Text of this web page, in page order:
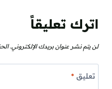
اترك تعليقاً
لن يتم نشر عنوان بريدك الإلكتروني.
تعليق*